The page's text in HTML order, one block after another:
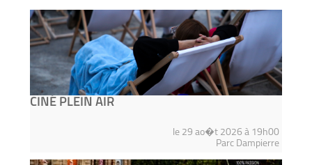
CINÉ PLEIN AIR
le 29 ao�t 2026 à 19h00
Parc Dampierre